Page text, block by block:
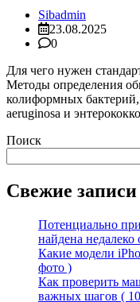
Sibadmin
23.08.2025
0
Для чего нужен
Методы определения
колиформных бактерий,
aeruginosa и
Поиск
Свежие записи
Потенциально
найдена
Какие модели
фото )
Как проверить
важных шагов (